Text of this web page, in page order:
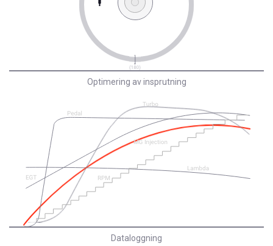
Optimering av insprutning
Dataloggning